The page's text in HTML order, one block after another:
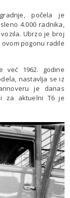
počela je
4.000 radnika,
Ubrzo je broj
pogonu radile
već 1962. godine
nastavlja se iz
je danas
za aktuelni T6 je